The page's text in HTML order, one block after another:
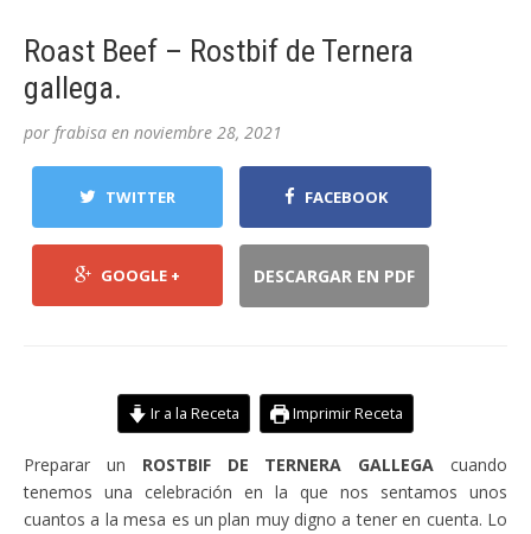
Roast Beef – Rostbif de Ternera
gallega.
por frabisa en noviembre 28, 2021
TWITTER FACEBOOK
GOOGLE + DESCARGAR EN PDF
Ir a la Receta Imprimir Receta
Preparar un ROSTBIF DE TERNERA GALLEGA cuando
tenemos una celebración en la que nos sentamos unos
cuantos a la mesa es un plan muy digno a tener en cuenta. Lo